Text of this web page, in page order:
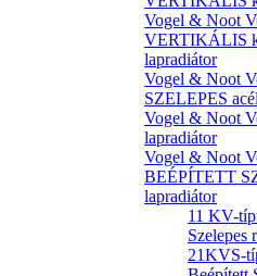
Vogel & Noot
VERTIKÁLIS
lapradiátor
Vogel & Noot
SZELEPES
Vogel & Noot
lapradiátor
Vogel & Noot
BEÉPÍTETT
lapradiátor
11 KV-
Szelepes
21KVS-